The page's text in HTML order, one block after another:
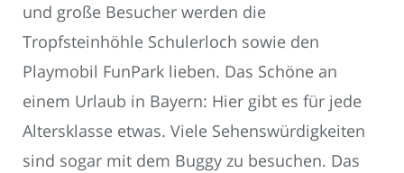
und große Besucher werden die
Tropfsteinhöhle Schulerloch sowie den
Playmobil FunPark lieben. Das Schöne an
einem Urlaub in Bayern: Hier gibt es für jede
Altersklasse etwas. Viele Sehenswürdigkeiten
sind sogar mit dem Buggy zu besuchen. Das